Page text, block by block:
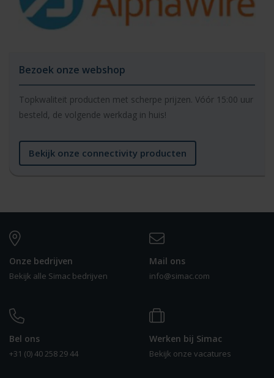
Bezoek onze webshop
Topkwaliteit producten met scherpe prijzen. Vóór 15:00 uur
besteld, de volgende werkdag in huis!
Bekijk onze connectivity producten
Onze bedrijven
Bekijk alle Simac bedrijven
Mail ons
info@simac.com
Bel ons
+31 (0) 40 258 29 44
Werken bij Simac
Bekijk onze vacatures